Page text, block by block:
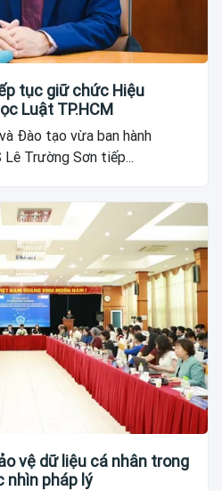
tục giữ chức Hiệu
Luật TP.HCM
Đào tạo vừa ban hành
Trường Sơn tiếp...
vệ dữ liệu cá nhân trong
nhìn pháp lý